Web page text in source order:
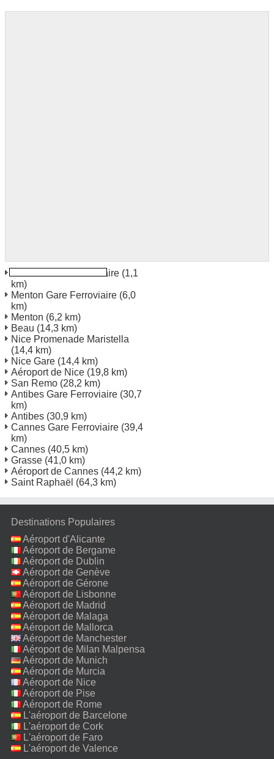
Monaco Gare Ferroviaire (1,1
km)
Menton Gare Ferroviaire (6,0
km)
Menton (6,2 km)
Beau (14,3 km)
Nice Promenade Maristella
(14,4 km)
Nice Gare (14,4 km)
Aéroport de Nice (19,8 km)
San Remo (28,2 km)
Antibes Gare Ferroviaire (30,7
km)
Antibes (30,9 km)
Cannes Gare Ferroviaire (39,4
km)
Cannes (40,5 km)
Grasse (41,0 km)
Aéroport de Cannes (44,2 km)
Saint Raphaël (64,3 km)
Destinations Populaires
Aéroport d'Alicante
Aéroport de Bergame
Aéroport de Dublin
Aéroport de Genève
Aéroport de Gérone
Aéroport de Lisbonne
Aéroport de Madrid
Aéroport de Malaga
Aéroport de Mallorca
Aéroport de Manchester
Aéroport de Milan Malpensa
Aéroport de Munich
Aéroport de Murcia
Aéroport de Nice
Aéroport de Pise
Aéroport de Rome
Fiumicino
L'aéroport de Barcelone
L'aéroport de Cork
L'aéroport de Faro
L'aéroport de Valence